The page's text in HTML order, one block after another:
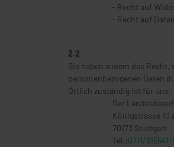
- Recht auf
- Recht auf
2.2
Sie haben zudem das
personenbezogenen Daten
Örtlich zuständig ist für uns:
Der
Königstrasse 10
70173 Stuttgart
Tel.:0711/615541-